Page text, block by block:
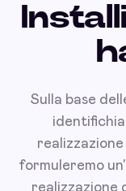
Sulla base
formuleremo
realizzazione